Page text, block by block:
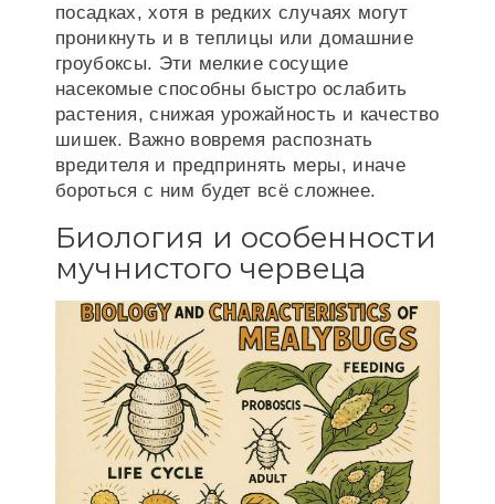
посадках, хотя в редких случаях могут
проникнуть и в теплицы или домашние
гроубоксы. Эти мелкие сосущие
насекомые способны быстро ослабить
растения, снижая урожайность и качество
шишек. Важно вовремя распознать
вредителя и предпринять меры, иначе
бороться с ним будет всё сложнее.
Биология и особенности
мучнистого червеца